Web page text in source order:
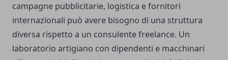
campagne pubblicitarie, logistica e fornitori
internazionali può avere bisogno di una struttura
diversa rispetto a un consulente freelance. Un
laboratorio artigiano con dipendenti e macchinari